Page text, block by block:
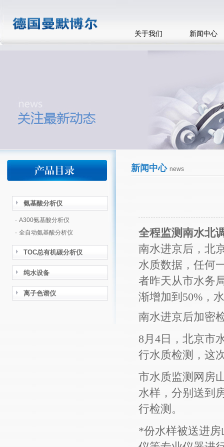
关于我们 新闻中心
氨基酸分析仪
· A300氨基酸分析仪
· 全自动氨基酸分析仪
TOC总有机碳分析仪
纯水设备
离子色谱仪
新闻中心news
全程监测南水北
南水进京后，北
水质数据，任何
者昨天从市水务
渐增加到50%，
南水进京后加密
8月4日，北京市
行水质检测，这
市水质监测网房
水样，分别送到
行检测。
*份水样被送进